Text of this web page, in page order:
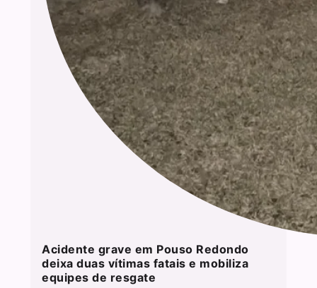
Acidente grave em Pouso Redondo
deixa duas vítimas fatais e mobiliza
equipes de resgate